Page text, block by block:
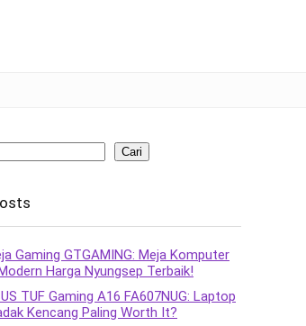
Cari
Gaming GTGAMING: Meja Komputer
Harga Nyungsep Terbaik!
TUF Gaming A16 FA607NUG: Laptop
Kencang Paling Worth It?